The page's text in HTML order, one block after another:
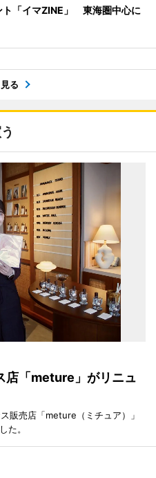
ト「イマZINE」 東海圏中心に
る
店「meture」がリニュ
販売店「meture（ミチュア）」
た。